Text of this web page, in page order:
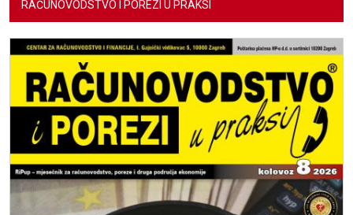
RAČUNOVODSTVO I POREZI U PRAKSI